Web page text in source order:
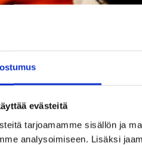
evästeitä
tarjoamamme sisällön ja
analysoimiseen. Lisäksi